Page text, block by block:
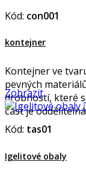
Kód: con001
kontejner
Kontejner ve
pevných
drobností, které
část je
Zobrazit
Kód: tas01
Igelitové obaly